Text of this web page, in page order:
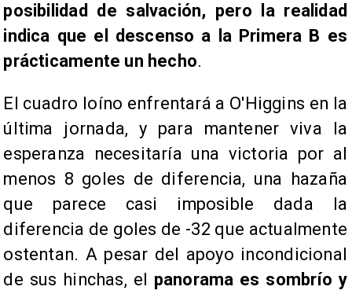
posibilidad de salvación, pero la realidad
indica que el descenso a la Primera B es
prácticamente un hecho.
El cuadro loíno enfrentará a O'Higgins en la
última jornada, y para mantener viva la
esperanza necesitaría una victoria por al
menos 8 goles de diferencia, una hazaña
que parece casi imposible dada la
diferencia de goles de -32 que actualmente
ostentan. A pesar del apoyo incondicional
de sus hinchas, el panorama es sombrío y